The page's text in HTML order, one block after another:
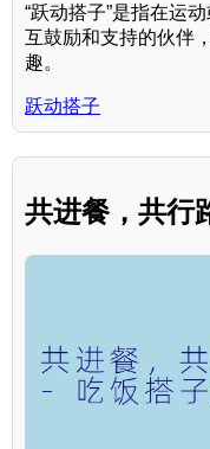
“跃动搭子”是指在运
互鼓励和支持的伙伴
趣。
跃动搭子
共进餐，共行